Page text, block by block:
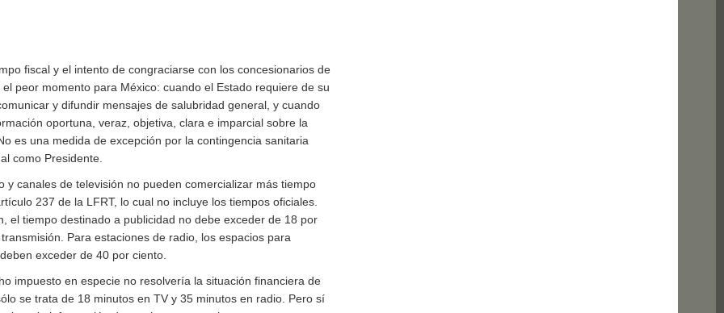
fiscal y el intento de congraciarse con los concesionarios de
peor momento para México: cuando el Estado requiere de su
y difundir mensajes de salubridad general, y cuando
oportuna, veraz, objetiva, clara e imparcial sobre la
es una medida de excepción por la contingencia sanitaria
como Presidente.
y canales de televisión no pueden comercializar más tiempo
237 de la LFRT, lo cual no incluye los tiempos oficiales.
el tiempo destinado a publicidad no debe exceder de 18 por
Para estaciones de radio, los espacios para
exceder de 40 por ciento.
impuesto en especie no resolvería la situación financiera de
se trata de 18 minutos en TV y 35 minutos en radio. Pero sí